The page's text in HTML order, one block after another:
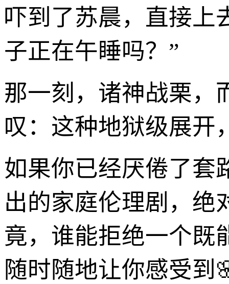
吓到了苏晨，直接上
子正在午睡吗？”
那一刻，诸神战栗，
叹：这种地狱级展
如果你已经厌倦了套
出的家庭伦理剧，绝
竟，谁能拒绝一个既
随时随地让你感受到